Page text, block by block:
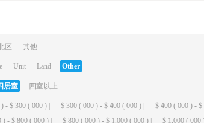
区 其他
Unit Land Other
居室 四室以上
- $ 300 ( 000 ) | $ 300 ( 000 ) - $ 400 ( 000 ) |
$ 400 ( 000 ) - $
- $ 800 ( 000 ) | $ 800 ( 000 ) - $ 1,000 ( 000 ) | $ 1,000 ( 000